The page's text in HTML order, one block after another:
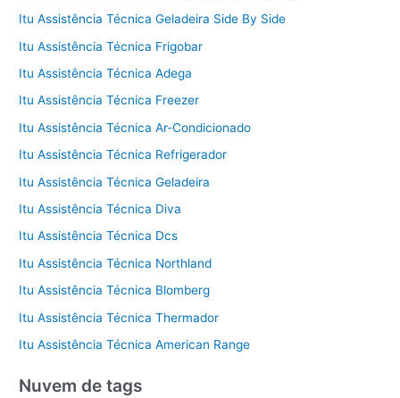
Itu Assistência Técnica Geladeira Side By Side
Itu Assistência Técnica Frigobar
Itu Assistência Técnica Adega
Itu Assistência Técnica Freezer
Itu Assistência Técnica Ar-Condicionado
Itu Assistência Técnica Refrigerador
Itu Assistência Técnica Geladeira
Itu Assistência Técnica Diva
Itu Assistência Técnica Dcs
Itu Assistência Técnica Northland
Itu Assistência Técnica Blomberg
Itu Assistência Técnica Thermador
Itu Assistência Técnica American Range
Nuvem de tags